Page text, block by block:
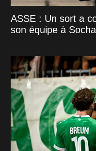
ASSE : Un sort a
son équipe à